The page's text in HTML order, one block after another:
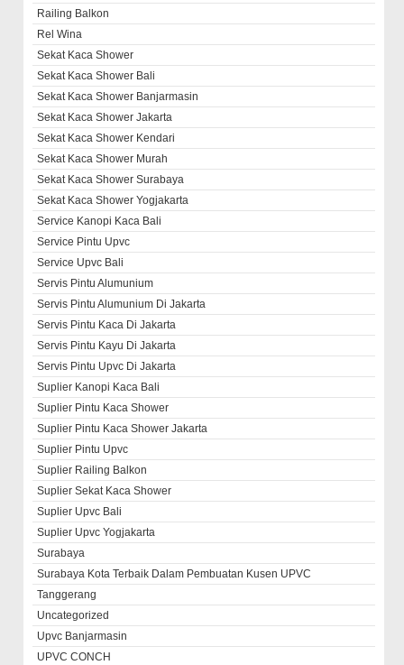
Railing Balkon
Rel Wina
Sekat Kaca Shower
Sekat Kaca Shower Bali
Sekat Kaca Shower Banjarmasin
Sekat Kaca Shower Jakarta
Sekat Kaca Shower Kendari
Sekat Kaca Shower Murah
Sekat Kaca Shower Surabaya
Sekat Kaca Shower Yogjakarta
Service Kanopi Kaca Bali
Service Pintu Upvc
Service Upvc Bali
Servis Pintu Alumunium
Servis Pintu Alumunium Di Jakarta
Servis Pintu Kaca Di Jakarta
Servis Pintu Kayu Di Jakarta
Servis Pintu Upvc Di Jakarta
Suplier Kanopi Kaca Bali
Suplier Pintu Kaca Shower
Suplier Pintu Kaca Shower Jakarta
Suplier Pintu Upvc
Suplier Railing Balkon
Suplier Sekat Kaca Shower
Suplier Upvc Bali
Suplier Upvc Yogjakarta
Surabaya
Surabaya Kota Terbaik Dalam Pembuatan Kusen UPVC
Tanggerang
Uncategorized
Upvc Banjarmasin
UPVC CONCH